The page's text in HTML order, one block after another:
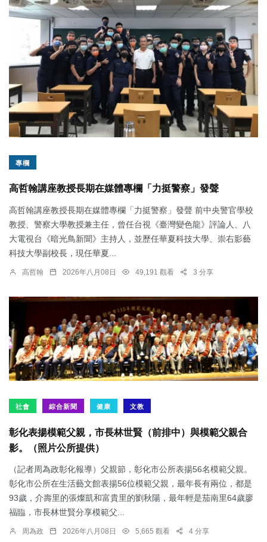
專欄
高哲翰講座教授長期在媒體專欄「力挺警察」發聲
高哲翰講座教授長期在媒體專欄「力挺警察」發聲 前中央警官學校
教授、警察大學教授兼主任，曾任台視《臺灣變色龍》評論人、八
大電視台《暗光鳥新聞》主持人，並歷任華夏科技大學、崇右影藝
科技大學副校長，現任華夏...
高哲翰 2026年八月08日 49,191 觀看 3 分享
社會 綜合新聞 健康 文教
彰化表揚模範父親，市長林世賢（前排中）與模範父親合
影。（照片公所提供）
（記者周為政彰化報導）父親節，彰化市公所表揚56名模範父親。
彰化市公所在生活藝文館表揚56位模範父親，最年長有兩位，都是
93歲，介壽里的張燦凱和富貴里的劉秋陽，最年輕是茄南里64歲廖
福臨，市長林世賢分享模範父...
周為政 2026年八月08日 5,665 觀看 4 分享